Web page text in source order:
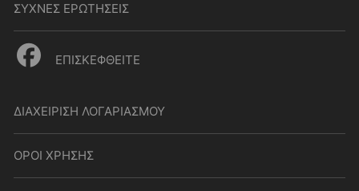
ΣΥΧΝΕΣ ΕΡΩΤΗΣΕΙΣ
ΕΠΙΣΚΕΦΘΕΙΤΕ
ΔΙΑΧΕΙΡΙΣΗ ΛΟΓΑΡΙΑΣΜΟΥ
ΟΡΟΙ ΧΡΗΣΗΣ